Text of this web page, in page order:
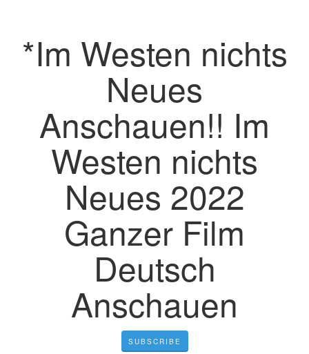
*Im Westen nichts
Neues
Anschauen!! Im
Westen nichts
Neues 2022
Ganzer Film
Deutsch
Anschauen
SUBSCRIBE